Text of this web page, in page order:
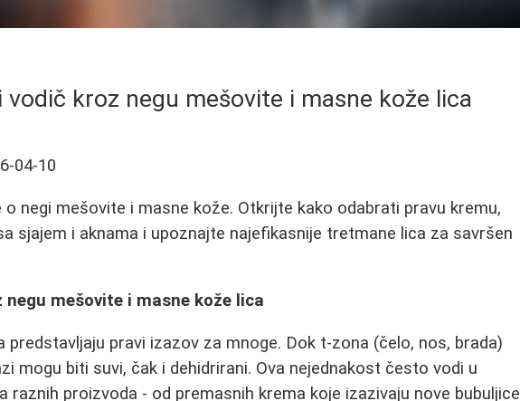
vodič kroz negu mešovite i masne kože lica
04-10
negi mešovite i masne kože. Otkrijte kako odabrati pravu kremu,
sjajem i aknama i upoznajte najefikasnije tretmane lica za savršen
mešovite i masne kože lica
predstavljaju pravi izazov za mnoge. Dok t-zona (čelo, nos, brada)
mogu biti suvi, čak i dehidrirani. Ova nejednakost često vodi u
raznih proizvoda - od premasnih krema koje izazivaju nove bubuljice